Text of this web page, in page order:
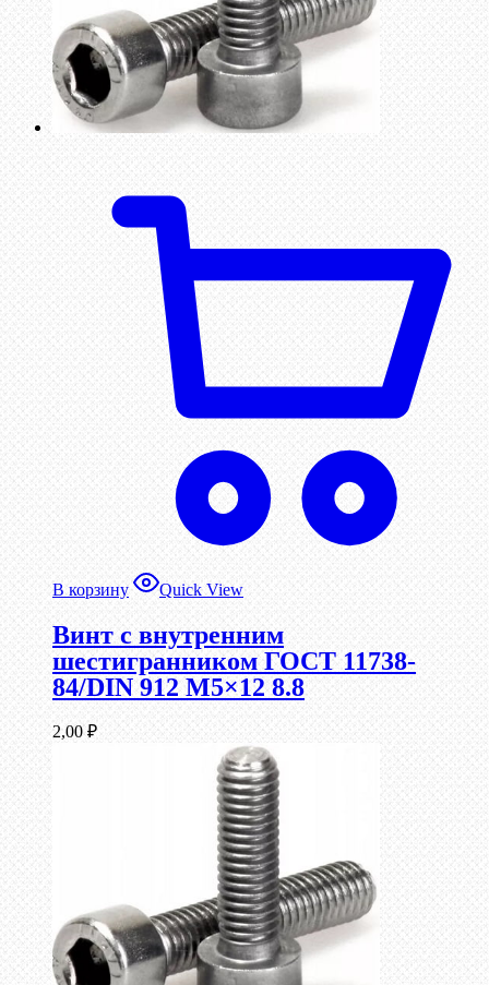
В корзину Quick View
Винт c внутренним
шестигранником ГОСТ 11738-
84/DIN 912 М5×12 8.8
2,00 ₽